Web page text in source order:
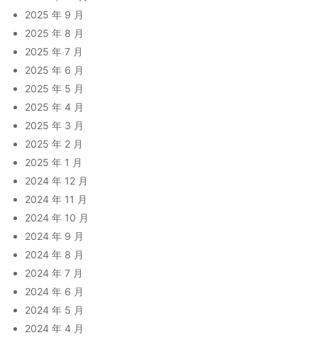
2025 年 9 月
2025 年 8 月
2025 年 7 月
2025 年 6 月
2025 年 5 月
2025 年 4 月
2025 年 3 月
2025 年 2 月
2025 年 1 月
2024 年 12 月
2024 年 11 月
2024 年 10 月
2024 年 9 月
2024 年 8 月
2024 年 7 月
2024 年 6 月
2024 年 5 月
2024 年 4 月